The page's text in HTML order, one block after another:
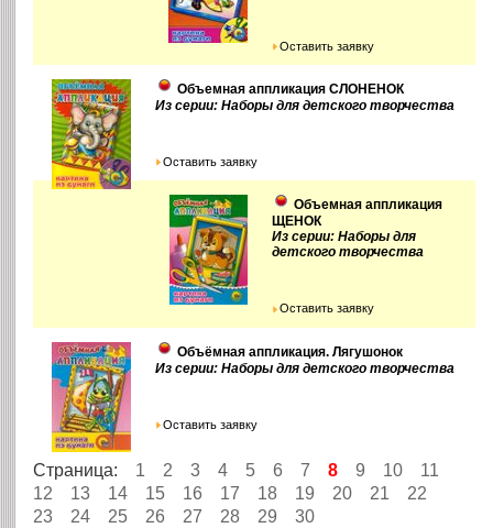
Оставить заявку
Объемная аппликация СЛОНЕНОК
Из серии: Наборы для детского творчества
Оставить заявку
Объемная аппликация
ЩЕНОК
Из серии: Наборы для
детского творчества
Оставить заявку
Объёмная аппликация. Лягушонок
Из серии: Наборы для детского творчества
Оставить заявку
Страница: 1 2 3 4 5 6 7 8 9 10
11
12
13 14 15 16 17 18 19 20 21
22
23
24 25 26 27 28 29 30